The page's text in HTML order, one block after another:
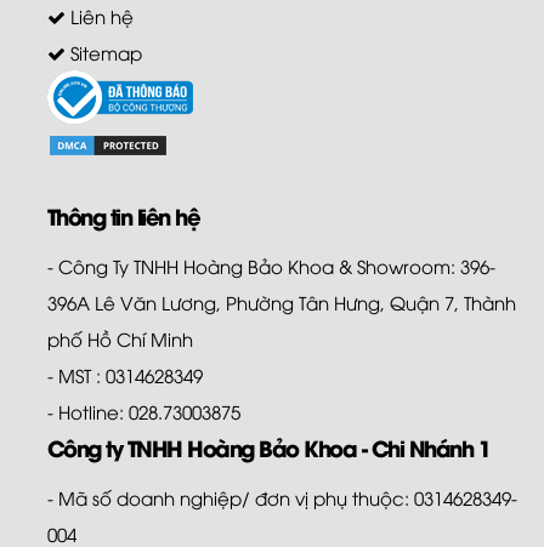
Liên hệ
Sitemap
Thông tin liên hệ
- Công Ty TNHH Hoàng Bảo Khoa & Showroom: 396-
396A Lê Văn Lương, Phường Tân Hưng, Quận 7, Thành
phố Hồ Chí Minh
- MST : 0314628349
- Hotline: 028.73003875
Công ty TNHH Hoàng Bảo Khoa - Chi Nhánh 1
- Mã số doanh nghiệp/ đơn vị phụ thuộc: 0314628349-
004